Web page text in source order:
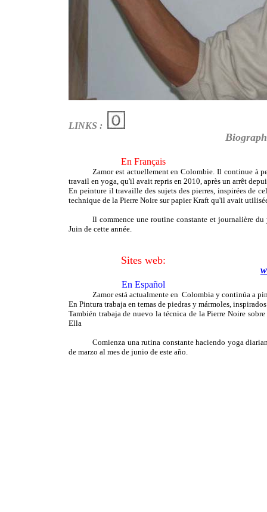
LINKS :
En Français
Zamor est actuellement en Colombie. Il continue à
travail en yoga, qu'il avait repris en 2010, après un arrêt
En peinture il travaille des sujets des pierres, inspirées de
technique de la Pierre Noire sur papier Kraft qu'il avait
Il commence une routine constante et journalière
Juin de cette année.
Sites web:
En Español
Zamor está actualmente en Colombia y continúa a
En Pintura trabaja en temas de piedras y mármoles,
También trabaja de nuevo la técnica de la Pierre Noire
Ella
Comienza una rutina constante haciendo yoga
de marzo al mes de junio de este año.